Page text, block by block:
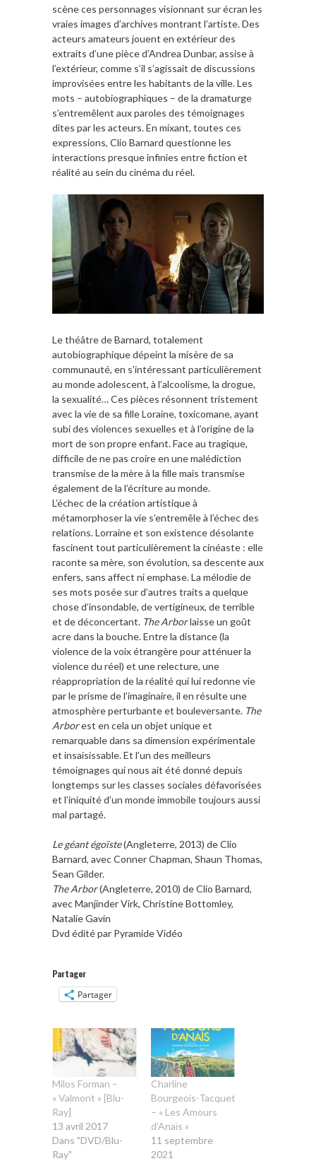
scène ces personnages visionnant sur écran les
vraies images d’archives montrant l’artiste. Des
acteurs amateurs jouent en extérieur des
extraits d’une pièce d’Andrea Dunbar, assise à
l’extérieur, comme s’il s’agissait de discussions
improvisées entre les habitants de la ville. Les
mots – autobiographiques – de la dramaturge
s’entremêlent aux paroles des témoignages
dites par les acteurs. En mixant, toutes ces
expressions, Clio Barnard questionne les
interactions presque infinies entre fiction et
réalité au sein du cinéma du réel.
Le théâtre de Barnard, totalement
autobiographique dépeint la misère de sa
communauté, en s’intéressant particulièrement
au monde adolescent, à l’alcoolisme, la drogue,
la sexualité… Ces pièces résonnent tristement
avec la vie de sa fille Loraine, toxicomane, ayant
subi des violences sexuelles et à l’origine de la
mort de son propre enfant. Face au tragique,
difficile de ne pas croire en une malédiction
transmise de la mère à la fille mais transmise
également de la l’écriture au monde.
L’échec de la création artistique à
métamorphoser la vie s’entremêle à l’échec des
relations. Lorraine et son existence désolante
fascinent tout particulièrement la cinéaste : elle
raconte sa mère, son évolution, sa descente aux
enfers, sans affect ni emphase. La mélodie de
ses mots posée sur d’autres traits a quelque
chose d’insondable, de vertigineux, de terrible
et de déconcertant. The Arborlaisse un goût
acre dans la bouche. Entre la distance (la
violence de la voix étrangère pour atténuer la
violence du réel) et une relecture, une
réappropriation de la réalité qui lui redonne vie
par le prisme de l’imaginaire, il en résulte une
atmosphère perturbante et bouleversante. The
Arborest en cela un objet unique et
remarquable dans sa dimension expérimentale
et insaisissable. Et l’un des meilleurs
témoignages qui nous ait été donné depuis
longtemps sur les classes sociales défavorisées
et l’iniquité d’un monde immobile toujours aussi
mal partagé.
Le géant égoïste(Angleterre, 2013) de Clio
Barnard, avec Conner Chapman, Shaun Thomas,
Sean Gilder.
The Arbor(Angleterre, 2010) de Clio Barnard,
avec Manjinder Virk, Christine Bottomley,
Natalie Gavin
Dvd édité par Pyramide Vidéo
Partager
Partager
Milos Forman –
« Valmont » [Blu-
Ray]
13 avril 2017
Dans "DVD/Blu-
Ray"
Charline
Bourgeois-Tacquet
– « Les Amours
d’Anaïs »
11 septembre
2021